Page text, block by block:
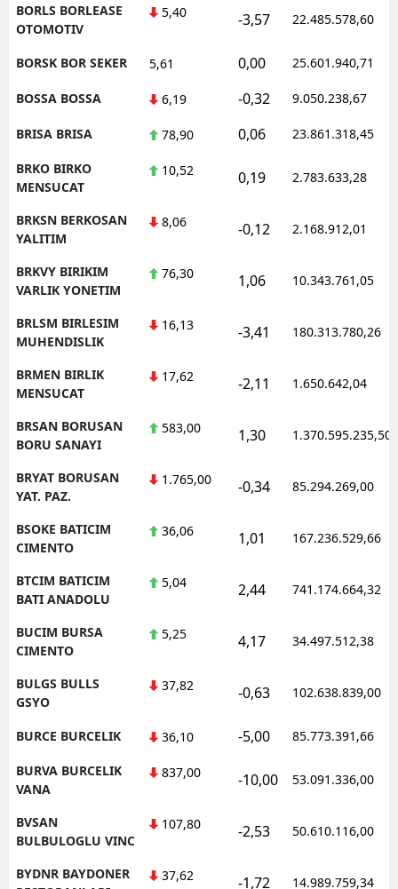
BORLS BORLEASE
OTOMOTIV
5,40 -3,57 22.485.578,60
BORSK BOR SEKER 5,61 0,00 25.601.940,71
BOSSA BOSSA 6,19 -0,32 9.050.238,67
BRISA BRISA 78,90 0,06 23.861.318,45
BRKO BIRKO
MENSUCAT
10,52 0,19 2.783.633,28
BRKSN BERKOSAN
YALITIM
8,06 -0,12 2.168.912,01
BRKVY BIRIKIM
VARLIK YONETIM
76,30 1,06 10.343.761,05
BRLSM BIRLESIM
MUHENDISLIK
16,13 -3,41 180.313.780,26
BRMEN BIRLIK
MENSUCAT
17,62 -2,11 1.650.642,04
BRSAN BORUSAN
BORU SANAYI
583,00 1,30 1.370.595.235,50
BRYAT BORUSAN
YAT. PAZ.
1.765,00 -0,34 85.294.269,00
BSOKE BATICIM
CIMENTO
36,06 1,01 167.236.529,66
BTCIM BATICIM
BATI ANADOLU
5,04 2,44 741.174.664,32
BUCIM BURSA
CIMENTO
5,25 4,17 34.497.512,38
BULGS BULLS
GSYO
37,82 -0,63 102.638.839,00
BURCE BURCELIK 36,10 -5,00 85.773.391,66
BURVA BURCELIK
VANA
837,00 -10,00 53.091.336,00
BVSAN
BULBULOGLU VINC
107,80 -2,53 50.610.116,00
BYDNR BAYDONER
37,62 -1,72 14.989.759,34